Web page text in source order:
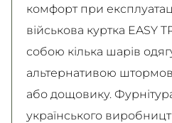
комфорт при
військова куртка EASY
собою кілька шарів
альтернативою
або дощовику.
українського